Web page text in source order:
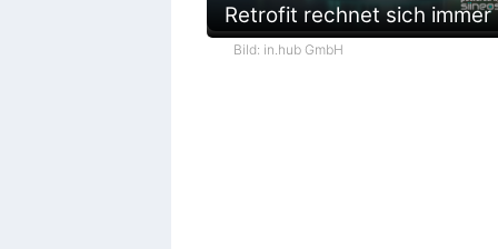
Retrofit rechnet sich immer
Bild: in.hub GmbH